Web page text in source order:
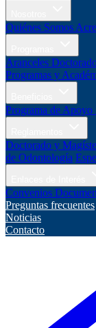
Quiénes Somos
Aranceles
Programas y
Programa de Apoyo
Doctorado y
de Odontología
Convenios
Preguntas frecuentes
Noticias
Contacto